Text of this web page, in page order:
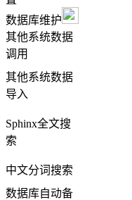
数据库维护
其他系统数据
调用
其他系统数据
导入
Sphinx全文搜
索
中文分词搜索
数据库自动备